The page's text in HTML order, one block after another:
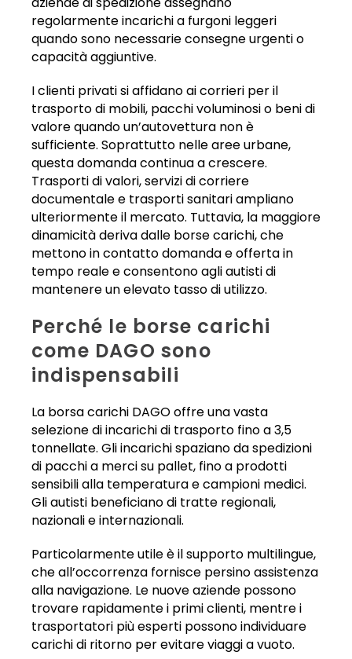
regolarmente incarichi a furgoni leggeri
quando sono necessarie consegne urgenti o
capacità aggiuntive.
I clienti privati si affidano ai corrieri per il
trasporto di mobili, pacchi voluminosi o beni di
valore quando un’autovettura non è
sufficiente. Soprattutto nelle aree urbane,
questa domanda continua a crescere.
Trasporti di valori, servizi di corriere
documentale e trasporti sanitari ampliano
ulteriormente il mercato. Tuttavia, la maggiore
dinamicità deriva dalle borse carichi, che
mettono in contatto domanda e offerta in
tempo reale e consentono agli autisti di
mantenere un elevato tasso di utilizzo.
Perché le borse carichi
come DAGO sono
indispensabili
La borsa carichi DAGO offre una vasta
selezione di incarichi di trasporto fino a 3,5
tonnellate. Gli incarichi spaziano da spedizioni
di pacchi a merci su pallet, fino a prodotti
sensibili alla temperatura e campioni medici.
Gli autisti beneficiano di tratte regionali,
nazionali e internazionali.
Particolarmente utile è il supporto multilingue,
che all’occorrenza fornisce persino assistenza
alla navigazione. Le nuove aziende possono
trovare rapidamente i primi clienti, mentre i
trasportatori più esperti possono individuare
carichi di ritorno per evitare viaggi a vuoto.